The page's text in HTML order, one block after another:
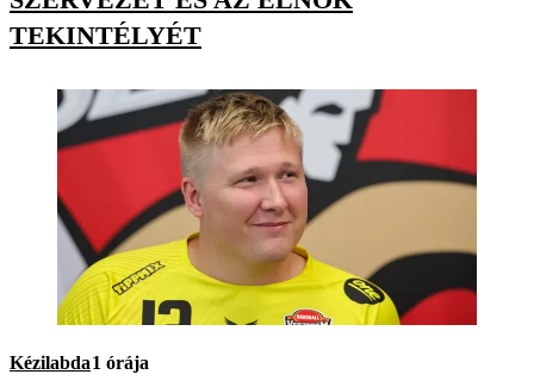
TEKINTÉLYÉT
Kézilabda1 órája